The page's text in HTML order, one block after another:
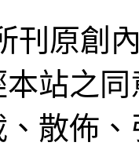
刊原創
站之
散佈